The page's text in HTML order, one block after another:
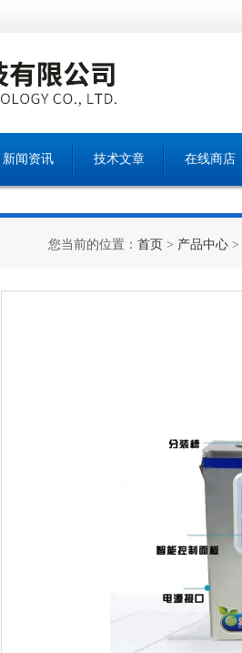
新闻资讯 技术文章 在线商店
您当前的位置： 首页 > 产品中心 >